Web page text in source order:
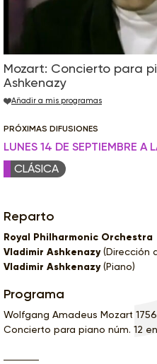
Mozart: Concierto para
Ashkenazy
Añadir a mis programas
PRÓXIMAS DIFUSIONES
LUNES 14 DE SEPTIEMBRE A
CLÁSICA
Reparto
Royal Philharmonic Orchestra
Vladimir Ashkenazy(Dirección
Vladimir Ashkenazy(Piano)
Programa
Wolfgang Amadeus Mozart 1756
Concierto para piano núm. 12 en